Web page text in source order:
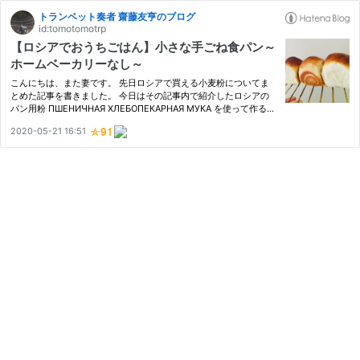
トランペット奏者 齋藤友亨のブログ
id:tomotomotrp
【ロシアでおうちごはん】小さな手ごね食パン～
ホームベーカリーなし～
こんにちは、また妻です。 先日ロシアで買える小麦粉についてま
とめた記事を書きました。 今日はその記事内で紹介したロシアの
パン用粉 ПШЕНИЧНАЯ ХЛЕБОПЕКАРНАЯ МУКА を使って作る小
力粉でも作れます。 【材料】 【下準備】 【手順】 ③一次発酵
【材料】 ・…
2020-05-21 16:51